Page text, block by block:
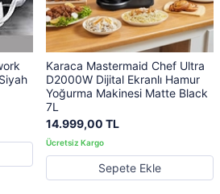
Karaca Mastermaid Chef Ultra
D2000W Dijital Ekranlı Hamur
Yoğurma Makinesi Matte Black
7L
14.999,00 TL
Sepete Ekle